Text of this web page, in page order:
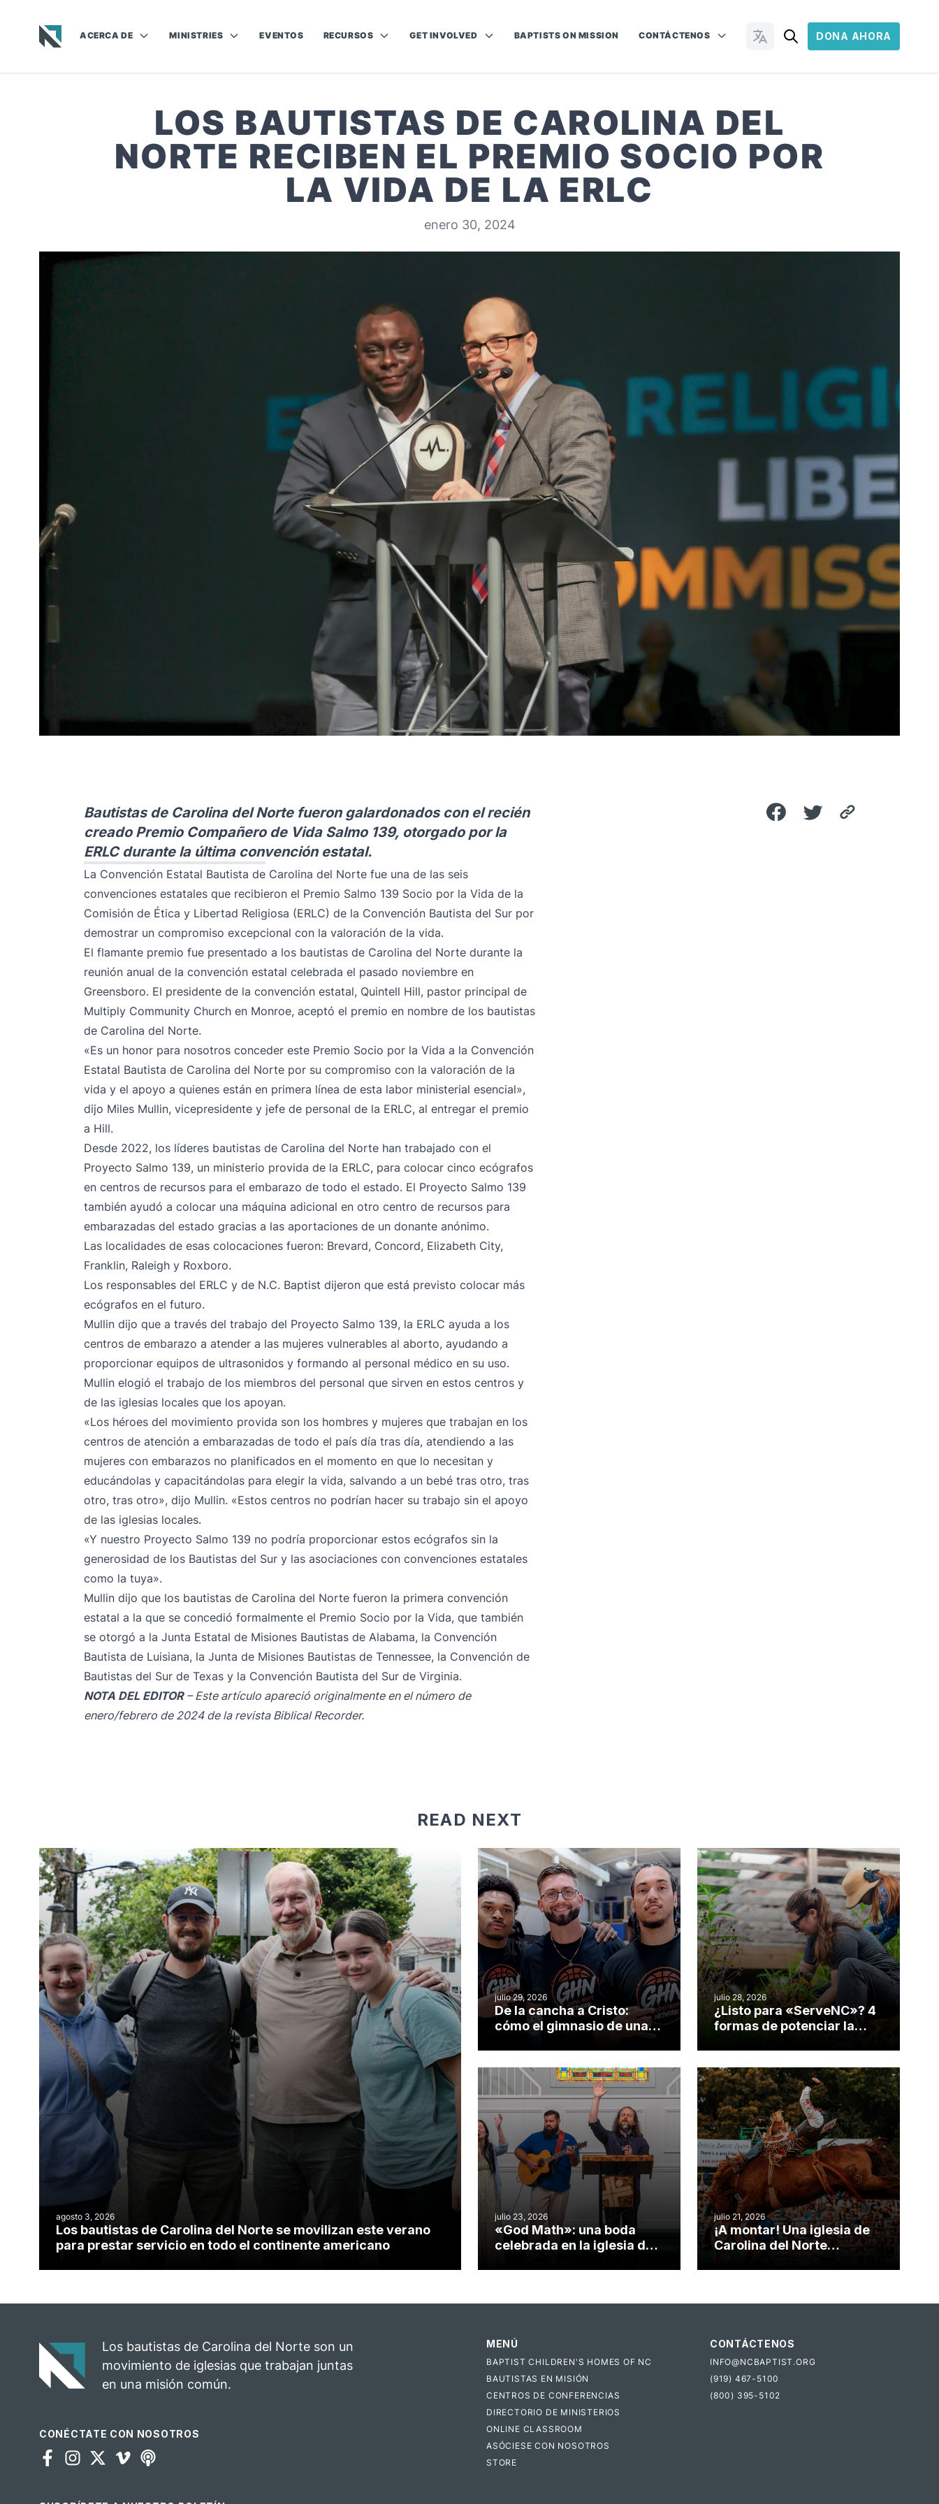
ACERCA DE MINISTRIES EVENTOS RECURSOS GET INVOLVED BAPTISTS ON MISSION CONTÁCTENOS Cambiar idiomaDONA AHORA
LOS BAUTISTAS DE CAROLINA DEL
NORTE RECIBEN EL PREMIO SOCIO POR
LA VIDA DE LA ERLC
enero 30, 2024
Bautistas de Carolina del Norte fueron galardonados con el recién
creado Premio Compañero de Vida Salmo 139, otorgado por la
ERLC durante la última convención estatal.
La Convención Estatal Bautista de Carolina del Norte fue una de las seis
convenciones estatales que recibieron el Premio Salmo 139 Socio por la Vida de la
Comisión de Ética y Libertad Religiosa (ERLC) de la Convención Bautista del Sur por
demostrar un compromiso excepcional con la valoración de la vida.
El flamante premio fue presentado a los bautistas de Carolina del Norte durante la
reunión anual de la convención estatal celebrada el pasado noviembre en
Greensboro. El presidente de la convención estatal, Quintell Hill, pastor principal de
Multiply Community Church en Monroe, aceptó el premio en nombre de los bautistas
de Carolina del Norte.
«Es un honor para nosotros conceder este Premio Socio por la Vida a la Convención
Estatal Bautista de Carolina del Norte por su compromiso con la valoración de la
vida y el apoyo a quienes están en primera línea de esta labor ministerial esencial»,
dijo Miles Mullin, vicepresidente y jefe de personal de la ERLC, al entregar el premio
a Hill.
Desde 2022, los líderes bautistas de Carolina del Norte han trabajado con el
Proyecto Salmo 139, un ministerio provida de la ERLC, para colocar cinco ecógrafos
en centros de recursos para el embarazo de todo el estado. El Proyecto Salmo 139
también ayudó a colocar una máquina adicional en otro centro de recursos para
embarazadas del estado gracias a las aportaciones de un donante anónimo.
Las localidades de esas colocaciones fueron: Brevard, Concord, Elizabeth City,
Franklin, Raleigh y Roxboro.
Los responsables del ERLC y de N.C. Baptist dijeron que está previsto colocar más
ecógrafos en el futuro.
Mullin dijo que a través del trabajo del Proyecto Salmo 139, la ERLC ayuda a los
centros de embarazo a atender a las mujeres vulnerables al aborto, ayudando a
proporcionar equipos de ultrasonidos y formando al personal médico en su uso.
Mullin elogió el trabajo de los miembros del personal que sirven en estos centros y
de las iglesias locales que los apoyan.
«Los héroes del movimiento provida son los hombres y mujeres que trabajan en los
centros de atención a embarazadas de todo el país día tras día, atendiendo a las
mujeres con embarazos no planificados en el momento en que lo necesitan y
educándolas y capacitándolas para elegir la vida, salvando a un bebé tras otro, tras
otro, tras otro», dijo Mullin. «Estos centros no podrían hacer su trabajo sin el apoyo
de las iglesias locales.
«Y nuestro Proyecto Salmo 139 no podría proporcionar estos ecógrafos sin la
generosidad de los Bautistas del Sur y las asociaciones con convenciones estatales
como la tuya».
Mullin dijo que los bautistas de Carolina del Norte fueron la primera convención
estatal a la que se concedió formalmente el Premio Socio por la Vida, que también
se otorgó a la Junta Estatal de Misiones Bautistas de Alabama, la Convención
Bautista de Luisiana, la Junta de Misiones Bautistas de Tennessee, la Convención de
Bautistas del Sur de Texas y la Convención Bautista del Sur de Virginia.
NOTA DEL EDITOR– Este artículo apareció originalmente en el número de
enero/febrero de 2024 de la revista Biblical Recorder.
READ NEXT
agosto 3, 2026
Los bautistas de Carolina del Norte se movilizan este verano
para prestar servicio en todo el continente americano
julio 29, 2026
De la cancha a Cristo:
cómo el gimnasio de una
misionero te cuento
julio 28, 2026
¿Listo para «ServeNC»? 4
formas de potenciar la
julio 23, 2026
«God Math»: una boda
celebrada en la iglesia de
julio 21, 2026
¡A montar! Una iglesia de
Carolina del Norte
Los bautistas de Carolina del Norte son un
movimiento de iglesias que trabajan juntas
en una misión común.
CONÉCTATE CON NOSOTROS
MENÚ
BAPTIST CHILDREN'S HOMES OF NC
BAUTISTAS EN MISIÓN
CENTROS DE CONFERENCIAS
DIRECTORIO DE MINISTERIOS
ONLINE CLASSROOM
ASÓCIESE CON NOSOTROS
STORE
CONTÁCTENOS
INFO@NCBAPTIST.ORG
(919) 467-5100
(800) 395-5102